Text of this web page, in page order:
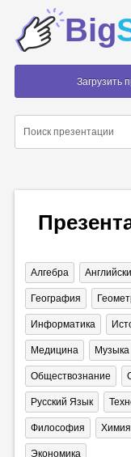
Big
Загрузить
Алгебра
География
Информатика
Медицина Музыка
Обществознание
Русский Язык
Философия Химия
Экономика